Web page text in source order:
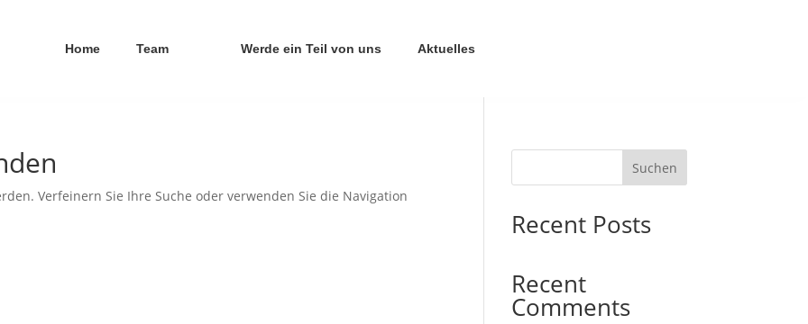
Home Team Werde ein Teil von uns Aktuelles
Verfeinern Sie Ihre Suche oder verwenden Sie die Navigation
Suchen
Recent Posts
Recent
Comments